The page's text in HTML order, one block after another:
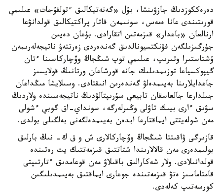
دەرەككوزدىڭ جازۋىنشا، بۇل «گەنەتيكالىق ءتولقۇجات» عىلىمي
قورىتىندى عانا ەمەس، سونىمەن قاتار پراكتيكالىق قولدانۋعا
ارنالعان «باعدار» قىزمەتىن اتقارادى. بۇعان دەيىن
جۇرگىزىلگەن فۋنكتسيونالدىق گەندەردى زەرتتەۋ ناتيجەلەرىمەن
ۇشتاستىرا وتىرىپ، عىلىمي توپ شىڭجاڭ وۆچاركاسىنا ءتان
گيپوكسياعا توزىمدىلىك جانە قورشاعان ورتانىڭ قولايسىز
جاعدايلارىنا بەيىمدەلۋ گەندەرىن انىقتادى. وسىلايشا مىڭداعان
جىلدارعا جالعاسقان تابيعي سۇرىپتالۋدىڭ ناتيجەسىندە ولاردىڭ
سۋىق ءارى بيىك تاۋلى وڭىرلەرگە، سونداي-اق گوبي ءشولى
مەن شولەيتتى ايماقتارعا ابدەن بەيىمدەلگەنى بەلگىلى بولدى.
قازىرگى ۋاقىتتا شىڭجاڭ وۆچاركالارى ش و ق ك- نىڭ بارلىق
بولىمدەرى مەن قالالارىندا شتاتتىق قىزمەتتىك يت رەتىندە
قولدانىلادى. ولار شەكارالىق باقىلاۋ مەن قوعامدىق ءتارتىپتى
قامتاماسىز ەتۋ قىزمەتىندە جوعارى ايماقتىق بەيىمدىلىگىن
كورسەتىپ كەلەدى.